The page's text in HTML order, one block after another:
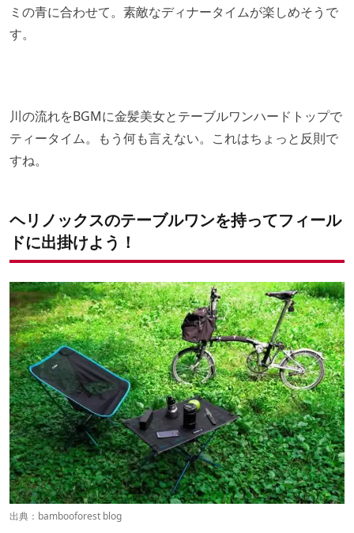
ミの青に合わせて。素敵なディナータイムが楽しめそうで
す。
川の流れをBGMに金髪美女とテーブルワンハードトップで
ティータイム。もう何も言えない。これはちょっと反則で
すね。
ヘリノックスのテーブルワンを持ってフィール
ドに出掛けよう！
出典： bambooforest blog